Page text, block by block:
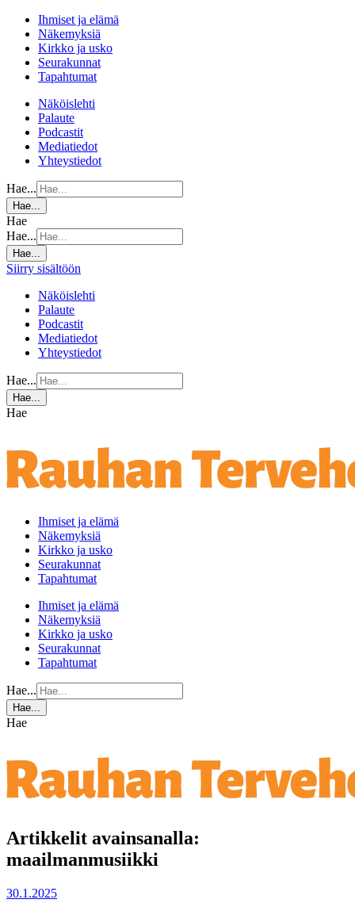
Ihmiset ja elämä
Näkemyksiä
Kirkko ja usko
Seurakunnat
Tapahtumat
Näköislehti
Palaute
Podcastit
Mediatiedot
Yhteystiedot
Hae...
Hae...
Hae
Hae...
Hae...
Siirry sisältöön
Näköislehti
Palaute
Podcastit
Mediatiedot
Yhteystiedot
Hae...
Hae...
Hae
Ihmiset ja elämä
Näkemyksiä
Kirkko ja usko
Seurakunnat
Tapahtumat
Ihmiset ja elämä
Näkemyksiä
Kirkko ja usko
Seurakunnat
Tapahtumat
Hae...
Hae...
Hae
Artikkelit avainsanalla:
maailmanmusiikki
30.1.2025